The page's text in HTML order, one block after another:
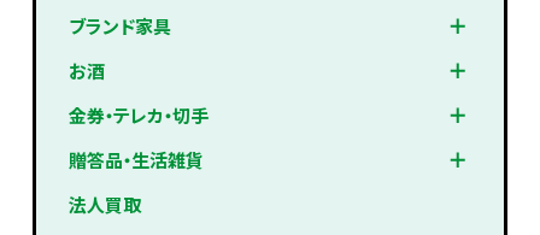
ブランド家具
お酒
金券・テレカ・切手
贈答品・生活雑貨
法人買取